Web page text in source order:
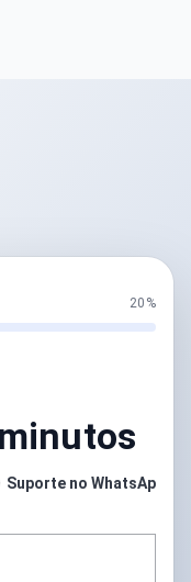
20%
Suporte no WhatsApp